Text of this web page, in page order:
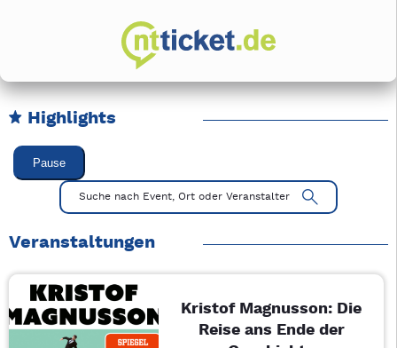
Highlights
Karussell Veranstaltungen überspringen
Pause
Mit Tab zu den Steuerelementen wechseln. Mit Pfeiltasten
Suche nach Event, Ort oder Veranstalter
Veranstaltungen
Kristof Magnusson: Die
Reise ans Ende der